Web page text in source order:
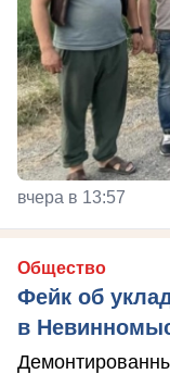
вчера в 13:57
Общество
Фейк об
в